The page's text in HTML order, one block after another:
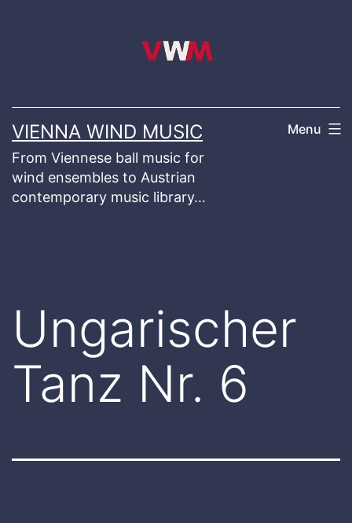
VIENNA WIND MUSIC
From Viennese ball music for
wind ensembles to Austrian
contemporary music library…
Menu
Ungarischer
Tanz Nr. 6